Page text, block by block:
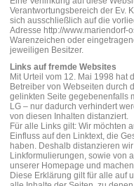
Verantwortungsbereich der Ev.
sich ausschließlich auf die
Adresse http://www.mariendorf-
Warenzeichen oder
jeweiligen Besitzer.
Links auf fremde Websites
Mit Urteil vom 12. Mai 1998 hat
Betreiber von Webseiten durch
gelinkten Seite gegebenenfalls
LG – nur dadurch verhindert
von diesen Inhalten distanziert.
Für alle Links gilt: Wir möchten
Einfluss auf den Linktext, die
haben. Deshalb distanzieren
Linkformulierungen, sowie von
unserer Homepage und
Diese Erklärung gilt für alle auf